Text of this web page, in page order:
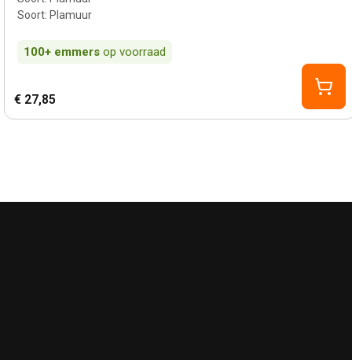
Soort: Plamuur
100+ emmers op voorraad
€ 27,85